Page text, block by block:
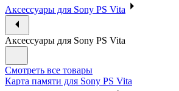
Аксессуары для Sony PS Vita
Аксессуары для Sony PS Vita
Смотреть все товары
Карта памяти для Sony PS Vita